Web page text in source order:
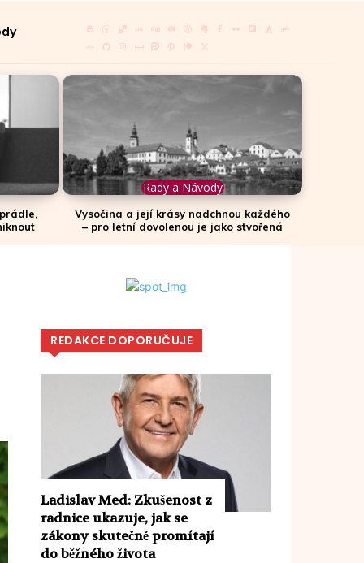
Rady a Návody
Vysočina a její krásy nadchnou každého
– pro letní dovolenou je jako stvořená
REDAKCE DOPORUČUJE
Ladislav Med: Zkušenost z
radnice ukazuje, jak se
zákony skutečně promítají
do běžného života